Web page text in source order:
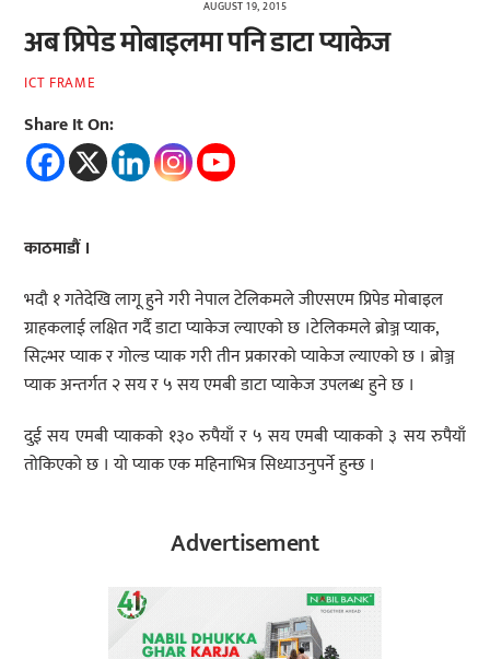
AUGUST 19, 2015
अब प्रिपेड मोबाइलमा पनि डाटा प्याकेज
ICT FRAME
Share It On:
काठमाडौं ।
भदौ १ गतेदेखि लागू हुने गरी नेपाल टेलिकमले जीएसएम प्रिपेड मोबाइल
ग्राहकलाई लक्षित गर्दै डाटा प्याकेज ल्याएको छ ।टेलिकमले ब्रोञ्ज प्याक,
सिल्भर प्याक र गोल्ड प्याक गरी तीन प्रकारको प्याकेज ल्याएको छ । ब्रोञ्ज
प्याक अन्तर्गत २ सय र ५ सय एमबी डाटा प्याकेज उपलब्ध हुने छ ।
दुई सय एमबी प्याकको १३० रुपैयाँ र ५ सय एमबी प्याकको ३ सय रुपैयाँ
तोकिएको छ । यो प्याक एक महिनाभित्र सिध्याउनुपर्ने हुन्छ ।
Advertisement